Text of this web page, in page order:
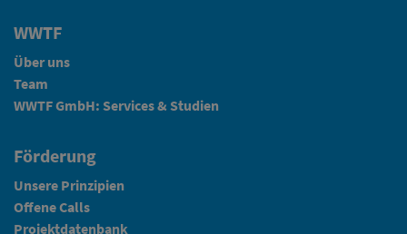
WWTF
Über uns
Team
WWTF GmbH: Services & Studien
Förderung
Unsere Prinzipien
Offene Calls
Projektdatenbank